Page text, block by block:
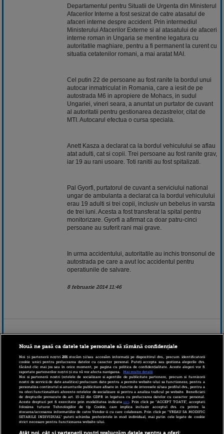
Departamentul pentru Situatii de Urgenta din Ministerul
Afacerilor Interne a fost sesizat de catre atasatul de
afaceri interne despre accident. Prin intermediul
Ministerului Afacerilor Externe si al atasatului de afaceri
interne roman in Ungaria se mentine legatura cu
autoritatile maghiare, pentru a fi permanent la curent cu
situatia cetatenilor romani, a mai aratat MAI.
Cel putin 22 de persoane au fost ranite la bordul unui
autocar inmatriculat in Romania, care a iesit de pe
autostrada M6 in apropiere de Mohacs, in sudul
Ungariei, vineri seara, a anuntat un purtator de cuvant
al autoritatii pentru gestionarea dezastrelor, citat de
MTI. Autocarul efectua o cursa speciala.
Anett Kasza a declarat ca la bordul vehiculului se aflau
atat adulti, cat si copii . Trei persoane au fost ranite grav,
iar 19 au rani usoare. Toti ranitii au fost spitalizati.
Pal Gyorfi, purtatorul de cuvant a serviciului national
ungar de ambulanta a declarat ca la bordul vehiculului
erau 19 adulti si trei copii, inclusiv un bebelus in varsta
de trei luni. Acesta a fost transferat la spital pentru
monitorizare. Gyorfi a afirmat ca doar patru-cinci
persoane au suferit rani mai grave.
In urma accidentului, autoritatile au inchis tronsonul de
autostrada pe care a avut loc accidentul pentru
operatiunile de salvare.
8 februarie 2014 11:46
Nouă ne pasă ca datele tale personale să rămână confidențiale
Noi și partenerii noștri201stocăm și/sau accesăm informații pe dispozitivul dvs., precum identificatorii
cookie unici pentru prelucrarea datelor cu caracter personal. Puteți accepta sau gestiona alegerile dvs.
făcând clic mai jos sau în orice moment, pe pagina cu politica de confidențialitate. Aceste alegeri vor fi
raportate partenerilor noștri și nu vă vor afecta navigarea.
Mai multe detalii
Noi si partenerii nostri (retelele de socializare si agentiile de publicitate partenere, precum si furnizorii
nostri de servicii de date analitice) prelucram date pentru a permite website-ului sa functioneze, pentru a
personaliza continutul si anunturile publicitare afisate in functie de interesele si/sau profilul dvs., pentru a
va oferi functionalitati aferente retelelor de socializare si pentru a analiza traficul pe website. Beneficiati
de drepturile prevazute de art. 15-22 din GDPR in legatura cu prelucrarea datelor cu caracter personal.
Aceste drepturi pot fi exercitate prin modalitatea indicataaici. Prin click pe “ACCEPT TOATE”, acceptati
folosirea tuturor Tehnologiilor de tip Cookie, care implica inclusiv acceptul dvs. cu privire la
stocarea/accesarea informatiilor de catre Vendor-ii cu care colaboram. Prin click pe “VREAU SA MODIFIC
SETARILE INDIVIDUAL” puteti schimba preferintele in mod individual, mai putin cele legate de cookie
strict necesare pentru functionarea website-ului.
Atât noi, cât și partenerii noștri prelucrăm datele pentru a oferi: